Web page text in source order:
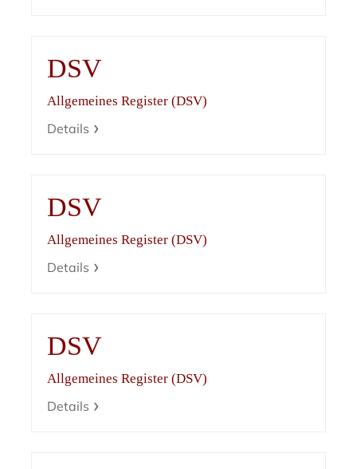
DSV
Allgemeines Register (DSV)
Details
DSV
Allgemeines Register (DSV)
Details
DSV
Allgemeines Register (DSV)
Details